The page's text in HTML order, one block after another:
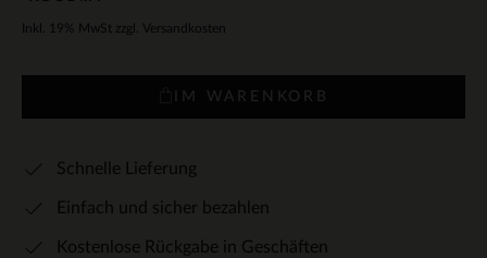
Inkl. 19% MwSt zzgl. Versandkosten
IM WARENKORB
Schnelle Lieferung
Einfach und sicher bezahlen
Kostenlose Rückgabe in Geschäften